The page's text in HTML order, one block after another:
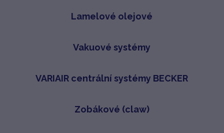
Lamelové olejové
Vakuové systémy
VARIAIR centrální systémy BECKER
Zobákové (claw)